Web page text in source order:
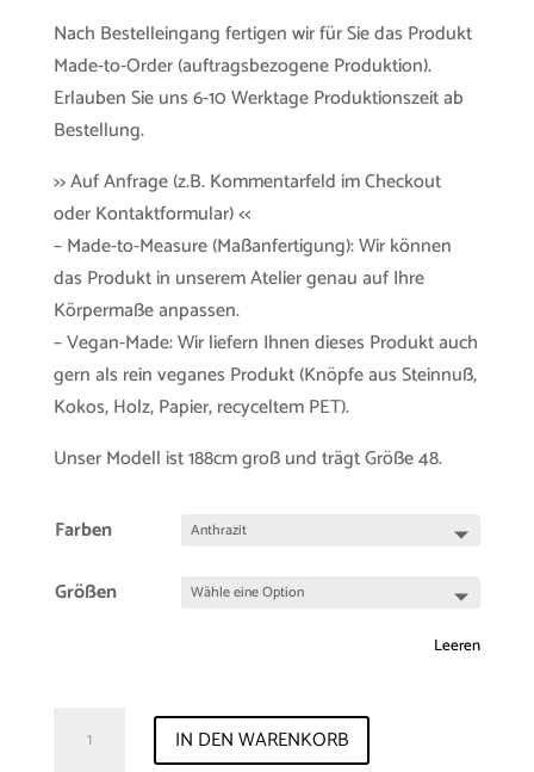
Nach Bestelleingang fertigen wir für Sie das Produkt
Made-to-Order (auftragsbezogene Produktion).
Erlauben Sie uns 6-10 Werktage Produktionszeit ab
Bestellung.
>> Auf Anfrage (z.B. Kommentarfeld im Checkout
oder Kontaktformular) <<
– Made-to-Measure (Maßanfertigung): Wir können
das Produkt in unserem Atelier genau auf Ihre
Körpermaße anpassen.
– Vegan-Made: Wir liefern Ihnen dieses Produkt auch
gern als rein veganes Produkt (Knöpfe aus Steinnuß,
Kokos, Holz, Papier, recyceltem PET).
Unser Modell ist 188cm groß und trägt Größe 48.
Farben
Größen
Leeren
"Finnigan"
IN DEN WARENKORB